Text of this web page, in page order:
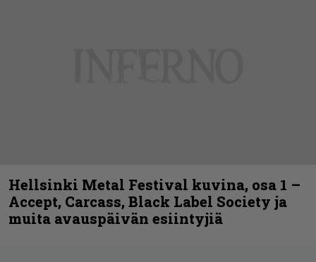
Hellsinki Metal Festival kuvina, osa 1 –
Accept, Carcass, Black Label Society ja
muita avauspäivän esiintyjiä